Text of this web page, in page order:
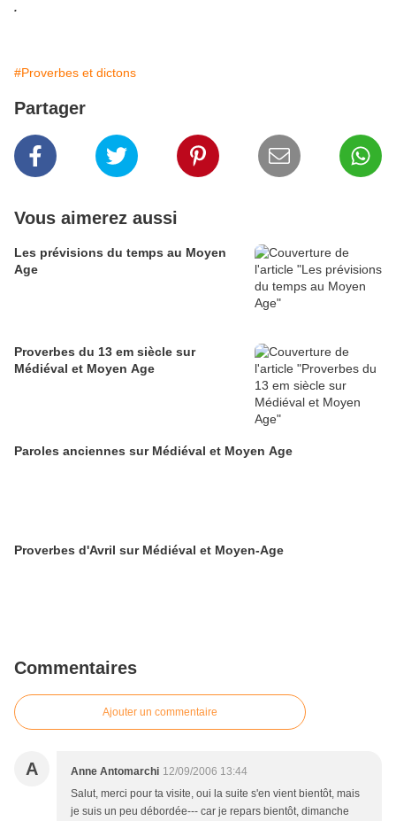
.
#Proverbes et dictons
Partager
Vous aimerez aussi
Les prévisions du temps au Moyen
Age
Proverbes du 13 em siècle sur
Médiéval et Moyen Age
Paroles anciennes sur Médiéval et Moyen Age
Proverbes d'Avril sur Médiéval et Moyen-Age
Commentaires
Ajouter un commentaire
A Anne Antomarchi 12/09/2006 13:44
Salut, merci pour ta visite, oui la suite s'en vient bientôt, mais
je suis un peu débordée--- car je repars bientôt, dimanche